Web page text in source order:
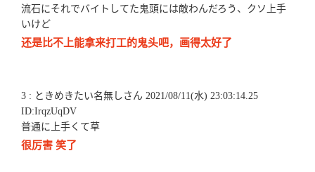
流石にそれでバイトしてた鬼頭には敵わんだろう、クソ上手
いけど
还是比不上能拿来打工的鬼头吧，画得太好了
3 : ときめきたい名無しさん 2021/08/11(水) 23:03:14.25
ID:IrqzUqDV
普通に上手くて草
很厉害 笑了